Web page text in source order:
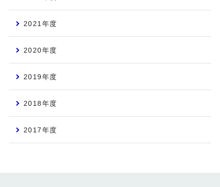
2021年度
2020年度
2019年度
2018年度
2017年度